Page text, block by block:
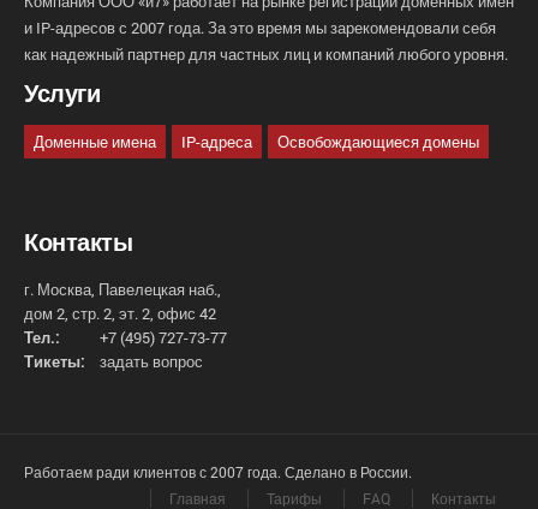
и IP-адресов с 2007 года. За это время мы зарекомендовали себя
как надежный партнер для частных лиц и компаний любого уровня.
Услуги
Доменные имена IP-адреса Освобождающиеся домены
Контакты
г. Москва, Павелецкая наб.,
дом 2, стр. 2, эт. 2, офис 42
Тел.:
+7 (495) 727-73-77
Тикеты:
задать вопрос
Работаем ради клиентов с 2007 года. Сделано в России.
Главная
Тарифы FAQ Контакты